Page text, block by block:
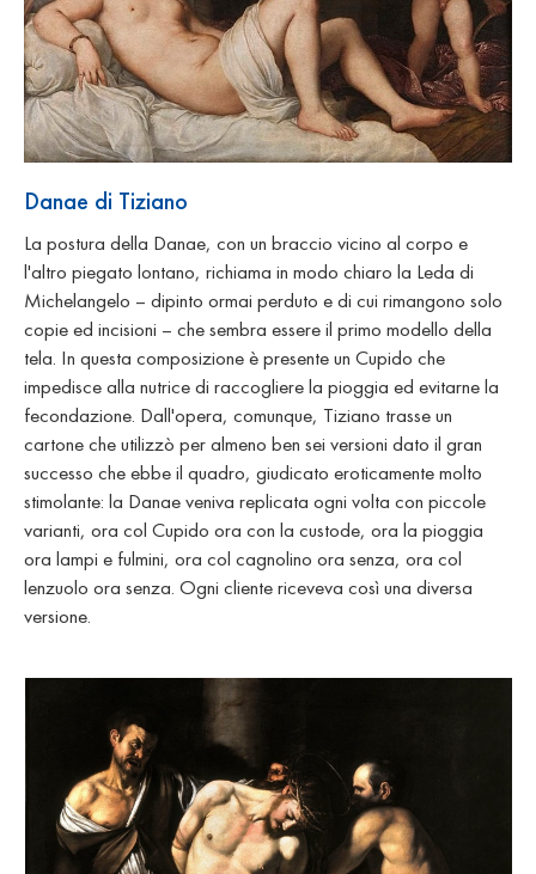
Danae di Tiziano
La postura della Danae, con un braccio vicino al corpo e
l'altro piegato lontano, richiama in modo chiaro la Leda di
Michelangelo – dipinto ormai perduto e di cui rimangono solo
copie ed incisioni – che sembra essere il primo modello della
tela. In questa composizione è presente un Cupido che
impedisce alla nutrice di raccogliere la pioggia ed evitarne la
fecondazione. Dall'opera, comunque, Tiziano trasse un
cartone che utilizzò per almeno ben sei versioni dato il gran
successo che ebbe il quadro, giudicato eroticamente molto
stimolante: la Danae veniva replicata ogni volta con piccole
varianti, ora col Cupido ora con la custode, ora la pioggia
ora lampi e fulmini, ora col cagnolino ora senza, ora col
lenzuolo ora senza. Ogni cliente riceveva così una diversa
versione.